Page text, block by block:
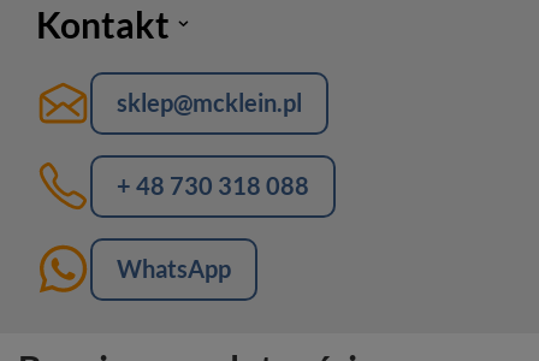
Kontakt
sklep@mcklein.pl
+ 48 730 318 088
WhatsApp